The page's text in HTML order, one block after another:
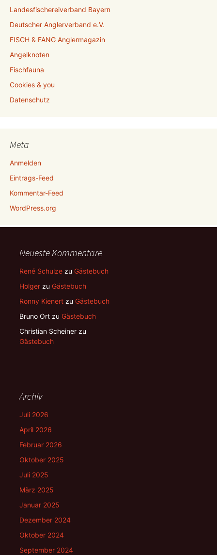
Landesfischereiverband Bayern
Deutscher Anglerverband e.V.
FISCH & FANG Anglermagazin
Angelknoten
Fischfauna
Cookies & you
Datenschutz
Meta
Anmelden
Eintrags-Feed
Kommentar-Feed
WordPress.org
Neueste Kommentare
René Schulze zu Gästebuch
Holger zu Gästebuch
Ronny Kienert zu Gästebuch
Bruno Ort zu Gästebuch
Christian Scheiner zu
Gästebuch
Archiv
Juli 2026
April 2026
Februar 2026
Oktober 2025
Juli 2025
März 2025
Januar 2025
Dezember 2024
Oktober 2024
September 2024